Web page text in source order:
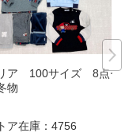
ア 100サイズ 8点セ
物
ア在庫： 4756